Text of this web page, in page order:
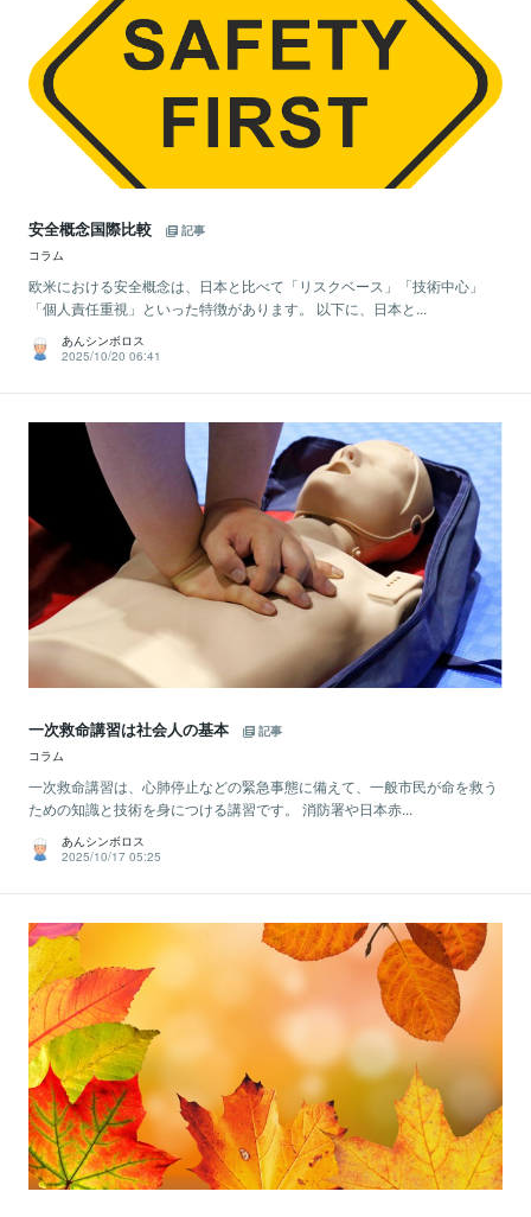
安全概念国際比較
記事
コラム
欧米における安全概念は、日本と比べて「リスクベース」「技術中心」
「個人責任重視」といった特徴があります。 以下に、日本と...
あんシンボロス
2025/10/20 06:41
一次救命講習は社会人の基本
記事
コラム
一次救命講習は、心肺停止などの緊急事態に備えて、一般市民が命を救う
ための知識と技術を身につける講習です。 消防署や日本赤...
あんシンボロス
2025/10/17 05:25